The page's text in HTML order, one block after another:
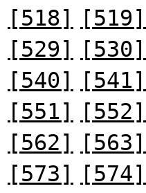
[518]
[519]
[529]
[530]
[540]
[541]
[551]
[552]
[562]
[563]
[573]
[574]